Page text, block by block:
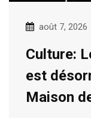
août 7, 2026
Culture:
est
Maison